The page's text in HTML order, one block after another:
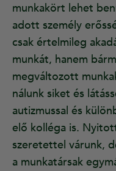
munkakört lehet
adott személy
csak értelmileg
munkát, hanem
megváltozott
nálunk siket és
autizmussal és
elő kolléga is.
szeretettel várunk,
a munkatársak